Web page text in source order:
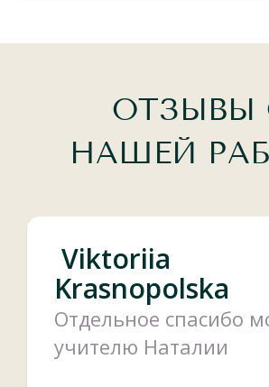
ОТЗЫВЫ
НАШЕЙ
Viktoriia
Krasnopolska
Отдельное спасибо
учителю Наталии